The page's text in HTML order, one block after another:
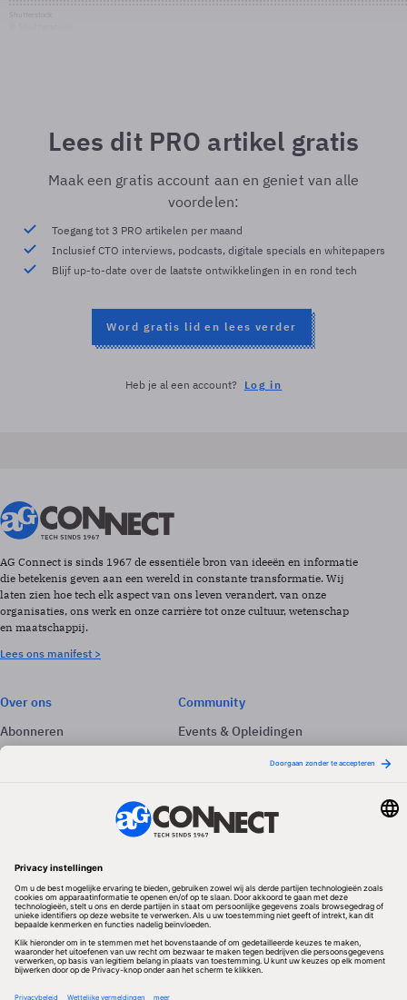
Lees dit PRO artikel gratis
Maak een gratis account aan en geniet van alle
voordelen:
Toegang tot 3 PRO artikelen per maand
Inclusief CTO interviews, podcasts, digitale specials en whitepapers
Blijf up-to-date over de laatste ontwikkelingen in en rond tech
Word gratis lid en lees verder
Heb je al een account? Log in
AG Connect is sinds 1967 de essentiële bron van ideeën en informatie
die betekenis geven aan een wereld in constante transformatie. Wij
laten zien hoe tech elk aspect van ons leven verandert, van onze
organisaties, ons werk en onze carrière tot onze cultuur, wetenschap
en maatschappij.
Lees ons manifest >
Over ons
Abonneren
Adverteren
Community
Events & Opleidingen
Nieuwsbrieven
Volg ons
Redactionele partner